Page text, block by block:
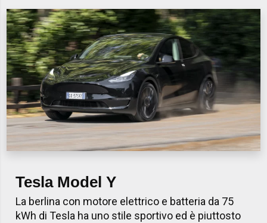
Tesla Model Y
La berlina con motore elettrico e batteria da 75
kWh di Tesla ha uno stile sportivo ed è piuttosto